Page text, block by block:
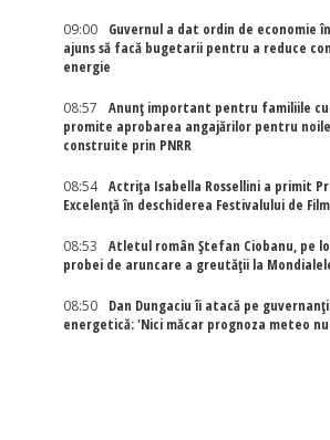
09:00
Guvernul a dat ordin de economie
ajuns să facă bugetarii pentru a reduce
energie
08:57
Anunț important pentru familiile cu
promite aprobarea angajărilor pentru
construite prin PNRR
08:54
Actriţa Isabella Rossellini a primit
Excelenţă în deschiderea Festivalului de
08:53
Atletul român Ștefan Ciobanu, pe
probei de aruncare a greutății la
08:50
Dan Dungaciu îi atacă pe
energetică: 'Nici măcar prognoza meteo